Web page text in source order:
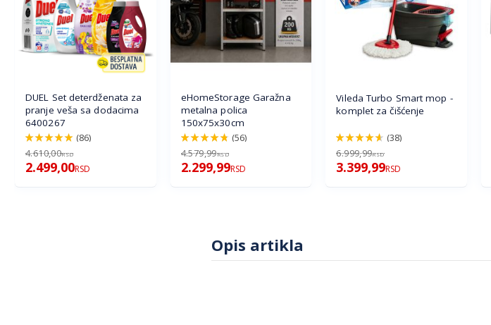
DUEL Set deterdženata za
pranje veša sa dodacima
6400267
98%
(86)
4.610,00RSD
2.499,00RSD
eHomeStorage Garažna
metalna polica
150x75x30cm
96%
(56)
4.579,99RSD
2.299,99RSD
Vileda Turbo Smart mop -
komplet za čišćenje
92%
(38)
6.999,99RSD
3.399,99RSD
Opis artikla